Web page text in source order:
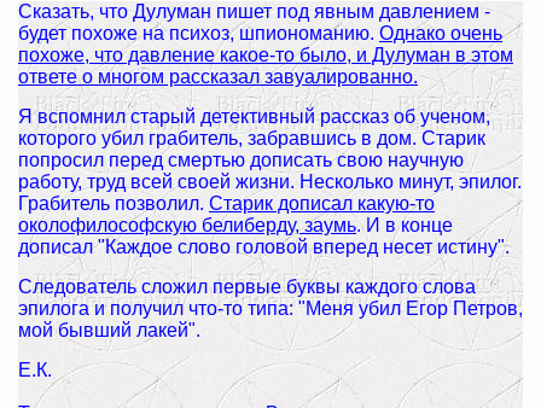
Сказать, что Дулуман пишет под явным давлением -
будет похоже на психоз, шпиономанию. Однако очень
похоже, что давление какое-то было, и Дулуман в этом
ответе о многом рассказал завуалированно.
Я вспомнил старый детективный рассказ об ученом,
которого убил грабитель, забравшись в дом. Старик
попросил перед смертью дописать свою научную
работу, труд всей своей жизни. Несколько минут, эпилог.
Грабитель позволил. Старик дописал какую-то
околофилософскую белиберду, заумь. И в конце
дописал "Каждое слово головой вперед несет истину".
Следователь сложил первые буквы каждого слова
эпилога и получил что-то типа: "Меня убил Егор Петров,
мой бывший лакей".
Е.К.